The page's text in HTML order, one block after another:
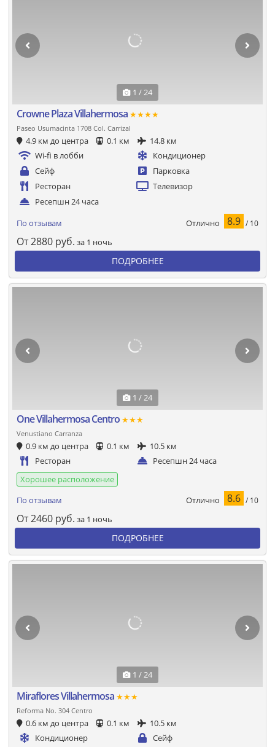
1 / 24
Crowne Plaza Villahermosa ★★★★
Paseo Usumacinta 1708 Col. Carrizal
4.9 км до центра 0.1 км
14.8 км
Wi-fi в лобби
Кондиционер
Сейф
Парковка
Ресторан
Телевизор
Ресепшн 24 часа
По отзывам Отлично 8.9 / 10
От2880 руб. за 1 ночь
ПОДРОБНЕЕ
1 / 24
One Villahermosa Centro ★★★
Venustiano Carranza
0.9 км до центра 0.1 км
10.5 км
Ресторан
Ресепшн 24 часа
Хорошее расположение
По отзывам
Отлично 8.6 / 10
От2460 руб. за 1 ночь
ПОДРОБНЕЕ
1 / 24
Miraflores Villahermosa ★★★
Reforma No. 304 Centro
0.6 км до центра 0.1 км
10.5 км
Кондиционер
Сейф